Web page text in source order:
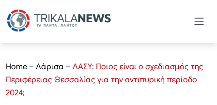
Home – Λάρισα – ΛΑΣΥ: Ποιος είναι ο σχεδιασμός της
Περιφέρειας Θεσσαλίας για την αντιπυρική περίοδο
2024;